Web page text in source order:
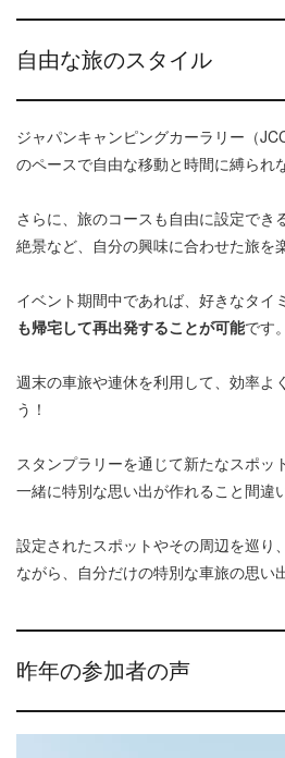
自由な旅のスタイル
ジャパンキャンピングカーラリー（
のペースで自由な移動と時間に縛られ
さらに、旅のコースも自由に設定でき
絶景など、自分の興味に合わせた旅を
イベント期間中であれば、好きなタイ
も帰宅して再出発することが可能です。
週末の車旅や連休を利用して、効率よ
う！
スタンプラリーを通じて新たなスポッ
一緒に特別な思い出が作れること間違
設定されたスポットやその周辺を巡り
ながら、自分だけの特別な車旅の思い
昨年の参加者の声